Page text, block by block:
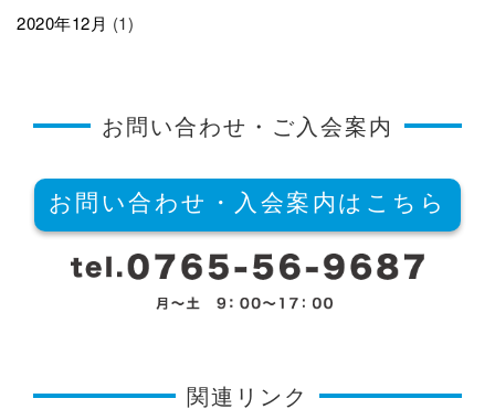
2020年12月 (1)
お問い合わせ・ご入会案内
お問い合わせ・入会案内はこちら
関連リンク